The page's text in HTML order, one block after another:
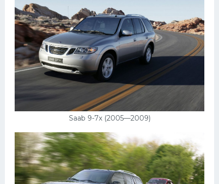
Saab 9-7x (2005—2009)